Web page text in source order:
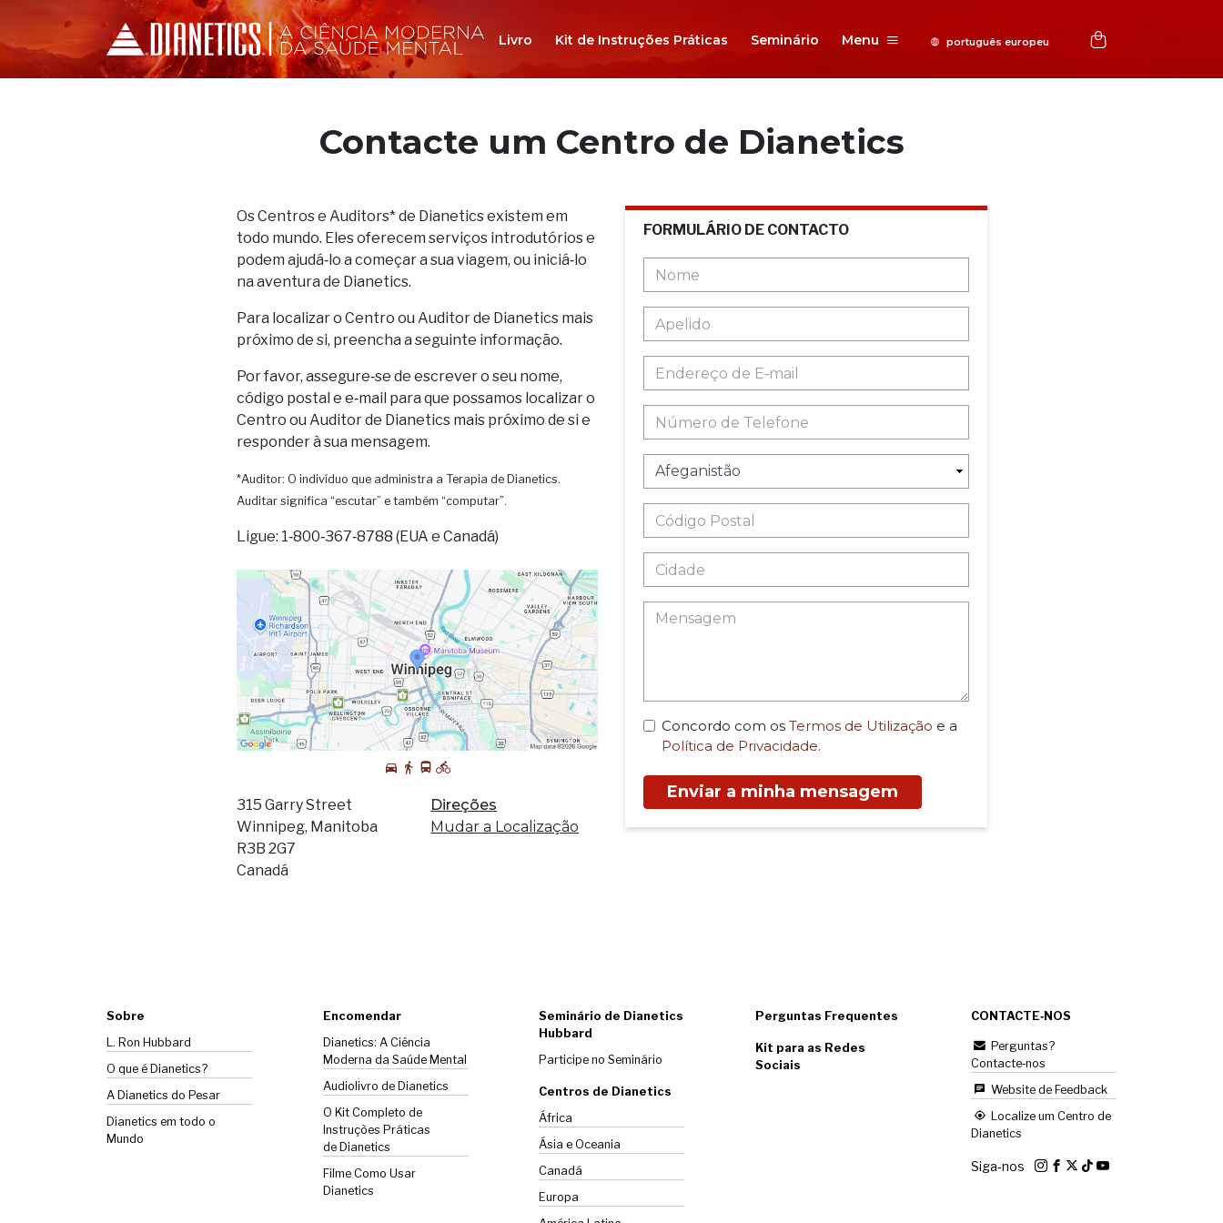
Livro Kit de Instruções Práticas Seminário Menu
Contacte um Centro de Dianetics
Os Centros e Auditors* de Dianetics existem em
todo mundo. Eles oferecem serviços introdutórios e
podem ajudá‑lo a começar a sua viagem, ou iniciá‑lo
na aventura de Dianetics.
Para localizar o Centro ou Auditor de Dianetics mais
próximo de si, preencha a seguinte informação.
Por favor, assegure‑se de escrever o seu nome,
código postal e e‑mail para que possamos localizar o
Centro ou Auditor de Dianetics mais próximo de si e
responder à sua mensagem.
*Auditor: O indivíduo que administra a Terapia de Dianetics.
Auditar significa “escutar” e também “computar”.
Ligue: 1‑800‑367‑8788 (EUA e Canadá)
315 Garry Street
Winnipeg, Manitoba
R3B 2G7
Canadá
Direções
Mudar a Localização
FORMULÁRIO DE CONTACTO
Concordo com os Termos de Utilização e a
Política de Privacidade.
Enviar a minha mensagem
Sobre
L. Ron Hubbard
O que é Dianetics?
A Dianetics do Pesar
Dianetics em todo o
Mundo
Encomendar
Dianetics: A Ciência
Moderna da Saúde Mental
Audiolivro de Dianetics
O Kit Completo de
Instruções Práticas
de Dianetics
Filme Como Usar
Dianetics
Seminário de Dianetics
Hubbard
Participe no Seminário
Centros de Dianetics
África
Ásia e Oceania
Canadá
Europa
Perguntas Frequentes
Kit para as Redes
Sociais
CONTACTE‑NOS
Perguntas?
Contacte‑nos
Website de Feedback
Localize um Centro de
Dianetics
Siga‑nos